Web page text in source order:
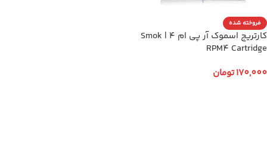
فروخته شده
کارتریج اسموک آر پی ام ۴ | Smok
RPM4 Cartridge
170,000تومان